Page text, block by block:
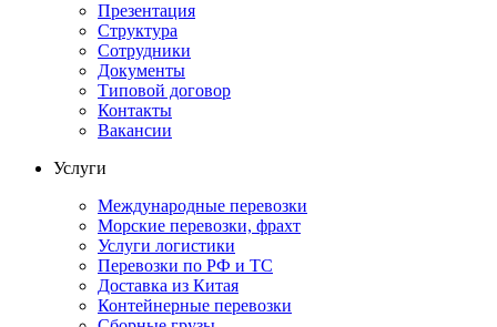
Презентация
Структура
Сотрудники
Документы
Типовой договор
Контакты
Вакансии
Услуги
Международные перевозки
Морские перевозки, фрахт
Услуги логистики
Перевозки по РФ и ТС
Доставка из Китая
Контейнерные перевозки